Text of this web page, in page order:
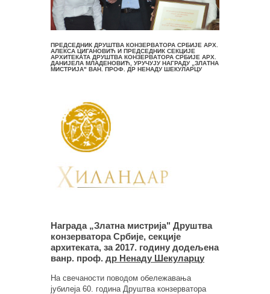
ПРЕДСЕДНИК ДРУШТВА КОНЗЕРВАТОРА СРБИЈЕ АРХ.
АЛЕКСА ЦИГАНОВИЋ И ПРЕДСЕДНИК СЕКЦИЈЕ
АРХИТЕКАТА ДРУШТВА КОНЗЕРВАТОРА СРБИЈЕ АРХ.
ДАНИЈЕЛА МЛАДЕНОВИЋ, УРУЧУЈУ НАГРАДУ „ЗЛАТНА
МИСТРИЈАʺ ВАН. ПРОФ. ДР НЕНАДУ ШЕКУЛАРЦУ
Награда „Златна мистријаʺ Друштва
конзерватора Србије, секције
архитеката, за 2017. годину додељена
ванр. проф. др Ненаду Шекуларцу
На свечаности поводом обележавања
јубилеја 60. година Друштва конзерватора